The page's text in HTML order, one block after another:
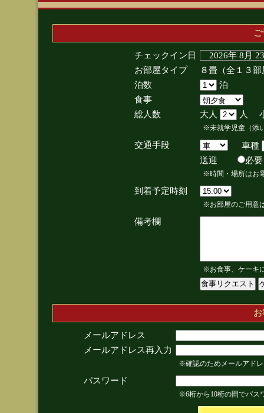
チェックイン日
2026年 8月
お部屋タイプ
８畳（全１３
泊数
泊
食事
総人数
大人 人
※未就学児童（添
交通手段
車種
送迎
※時間・場所はお
到着予定時刻
※お部屋のご用意
備考欄
※お食事、ケーキ
メールアドレス
メールアドレス再入力
※確認のためメールアド
パスワード
※6桁から10桁の間でパス